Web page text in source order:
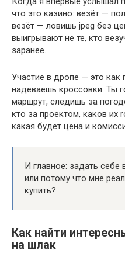
что это казино: везёт —
везёт — ловишь jpeg без
выигрывают не те, кто
заранее.
Участие в дропе — это как
надеваешь кроссовки. Ты
маршрут, следишь за
кто за проектом, каков их
какая будет цена и
И главное: задать
или потому что мне
купить?
Как найти
на шлак